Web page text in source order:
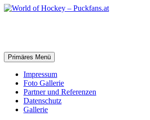
Zum
Suchen
Primäres Menü
Impressum
Foto Gallerie
Partner und Referenzen
Datenschutz
Gallerie